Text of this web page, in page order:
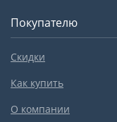
Покупателю
Скидки
Как купить
О компании